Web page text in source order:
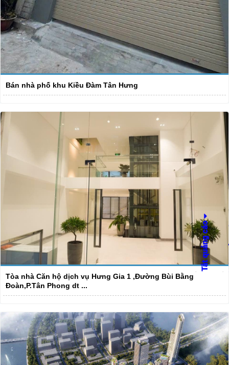
Bán nhà phố khu Kiều Đàm Tân Hưng
Tòa nhà Căn hộ dịch vụ Hưng Gia 1 ,Đường Bùi Bằng
Đoàn,P.Tân Phong dt ...